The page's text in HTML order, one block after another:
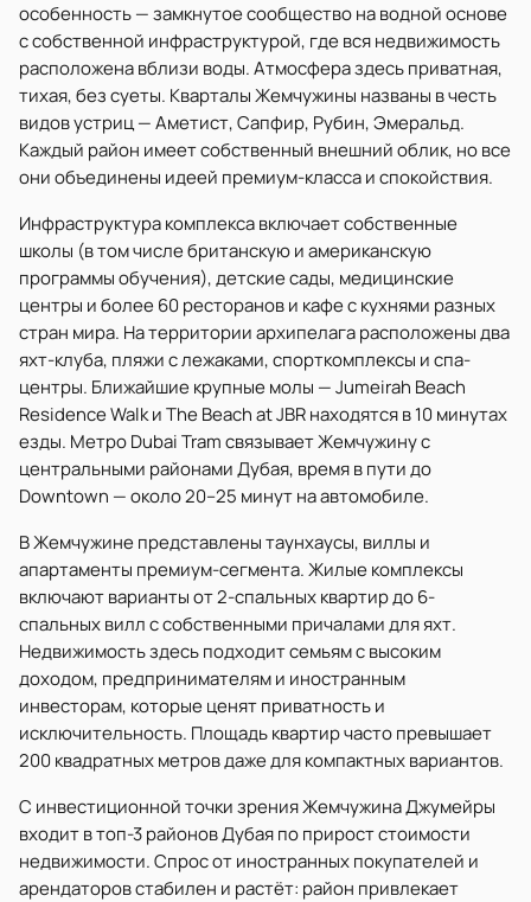
особенность — замкнутое сообщество на водной основе
с собственной инфраструктурой, где вся недвижимость
расположена вблизи воды. Атмосфера здесь приватная,
тихая, без суеты. Кварталы Жемчужины названы в честь
видов устриц — Аметист, Сапфир, Рубин, Эмеральд.
Каждый район имеет собственный внешний облик, но все
они объединены идеей премиум-класса и спокойствия.
Инфраструктура комплекса включает собственные
школы (в том числе британскую и американскую
программы обучения), детские сады, медицинские
центры и более 60 ресторанов и кафе с кухнями разных
стран мира. На территории архипелага расположены два
яхт-клуба, пляжи с лежаками, спорткомплексы и спа-
центры. Ближайшие крупные молы — Jumeirah Beach
Residence Walk и The Beach at JBR находятся в 10 минутах
езды. Метро Dubai Tram связывает Жемчужину с
центральными районами Дубая, время в пути до
Downtown — около 20–25 минут на автомобиле.
В Жемчужине представлены таунхаусы, виллы и
апартаменты премиум-сегмента. Жилые комплексы
включают варианты от 2-спальных квартир до 6-
спальных вилл с собственными причалами для яхт.
Недвижимость здесь подходит семьям с высоким
доходом, предпринимателям и иностранным
инвесторам, которые ценят приватность и
исключительность. Площадь квартир часто превышает
200 квадратных метров даже для компактных вариантов.
С инвестиционной точки зрения Жемчужина Джумейры
входит в топ-3 районов Дубая по прирост стоимости
недвижимости. Спрос от иностранных покупателей и
арендаторов стабилен и растёт: район привлекает